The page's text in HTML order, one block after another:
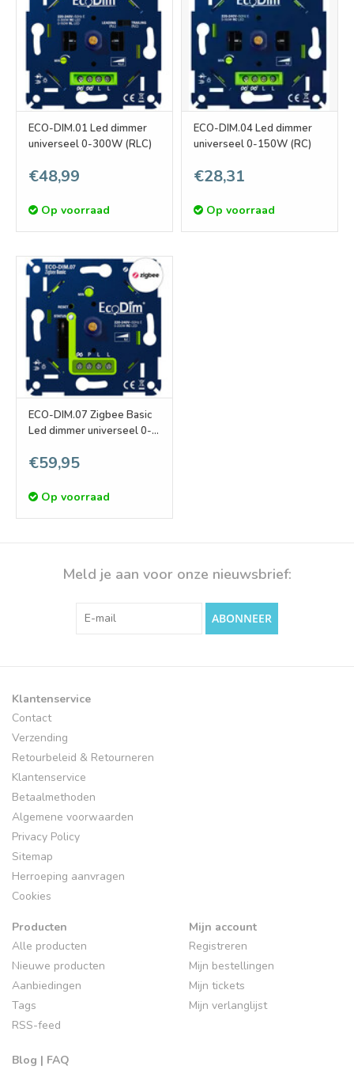
ECO-DIM.01 Led dimmer
universeel 0-300W (RLC)
€48,99
Op voorraad
ECO-DIM.04 Led dimmer
universeel 0-150W (RC)
€28,31
Op voorraad
ECO-DIM.07 Zigbee Basic
Led dimmer universeel 0-
€59,95
Op voorraad
Meld je aan voor onze nieuwsbrief:
ABONNEER
Klantenservice
Contact
Verzending
Retourbeleid & Retourneren
Klantenservice
Betaalmethoden
Algemene voorwaarden
Privacy Policy
Sitemap
Herroeping aanvragen
Cookies
Producten
Alle producten
Nieuwe producten
Aanbiedingen
Tags
RSS-feed
Blog | FAQ
Mijn account
Registreren
Mijn bestellingen
Mijn tickets
Mijn verlanglijst